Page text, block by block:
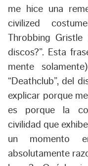
me hice una
civilized
Throbbing Gristle
discos?”. Esta
mente
“Deathclub”, del
explicar porque
es porque la
civilidad que
un momento
absolutamente